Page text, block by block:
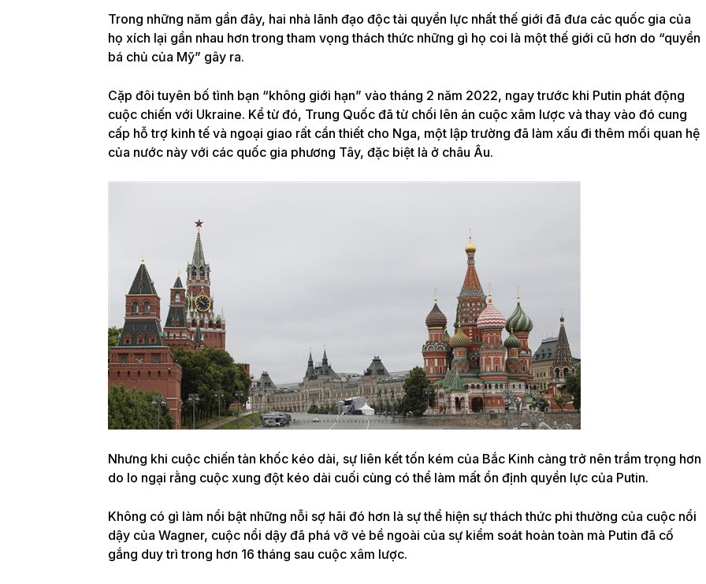
Trong những năm gần đây, hai nhà lãnh đạo độc tài quyền lực nhất thế giới đã đưa các quốc gia của
họ xích lại gần nhau hơn trong tham vọng thách thức những gì họ coi là một thế giới cũ hơn do “quyền
bá chủ của Mỹ” gây ra.
Cặp đôi tuyên bốtình bạn “không giới hạn” vào tháng 2 năm 2022, ngay trước khi Putin phát động
cuộc chiến với Ukraine. Kể từ đó, Trung Quốc đã từ chối lên án cuộc xâm lược và thay vào đó cung
cấp hỗ trợ kinh tế và ngoại giao rất cần thiết cho Nga, một lập trường đã làm xấu đi thêm mối quan hệ
của nước này với các quốc gia phương Tây, đặc biệt là ở châu Âu.
Nhưng khi cuộc chiến tàn khốc kéo dài, sự liên kết tốn kém của Bắc Kinh càng trở nên trầm trọng hơn
do lo ngại rằng cuộc xung đột kéo dài cuối cùng có thể làm mất ổn định quyền lực của Putin.
Không có gì làm nổi bật những nỗi sợ hãi đó hơn là sự thể hiện sự thách thức phi thường của cuộc nổi
dậy của Wagner, cuộc nổi dậy đã phá vỡ vẻ bề ngoài của sự kiểm soát hoàn toàn mà Putin đã cố
gắng duy trì trong hơn 16 tháng sau cuộc xâm lược.